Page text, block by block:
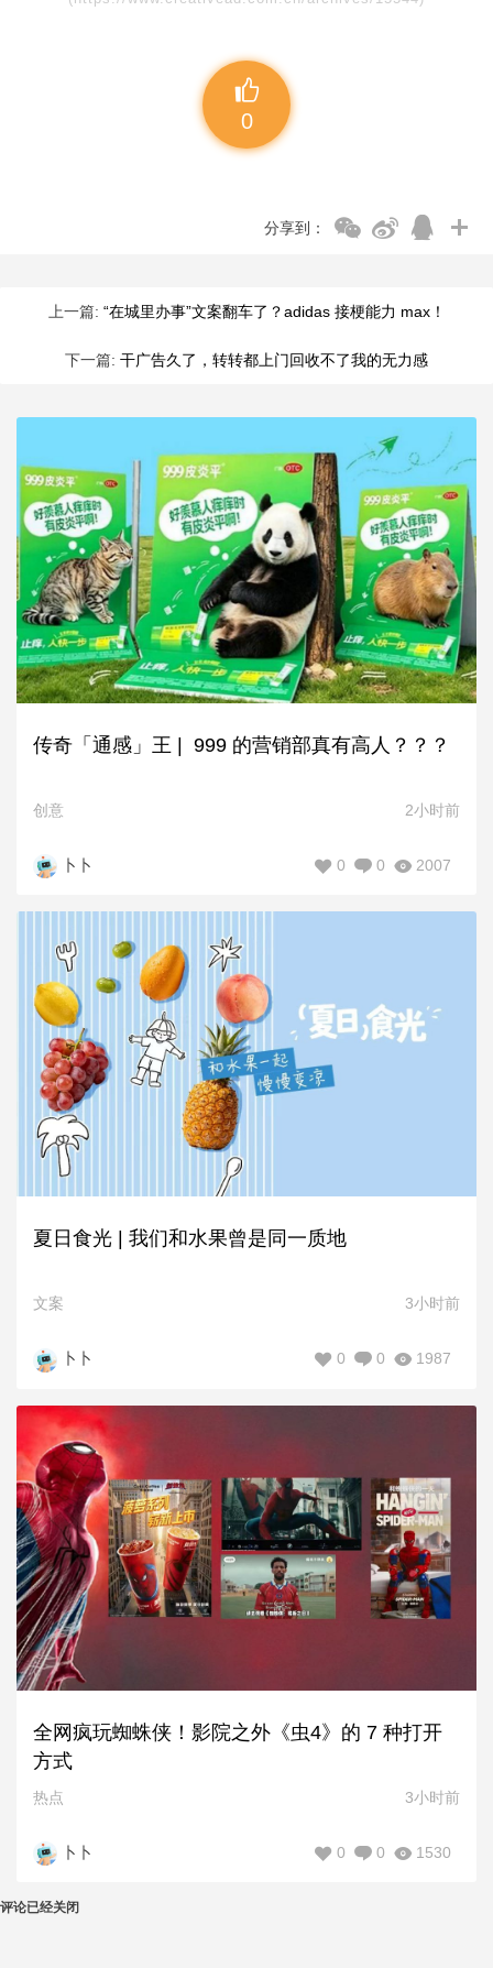
0
分享到：
上一篇: “在城里办事”文案翻车了？adidas 接梗能力 max！
下一篇: 干广告久了，转转都上门回收不了我的无力感
传奇「通感」王 | 999 的营销部真有高人？？？
创意 2小时前
卜卜 2007
0
0
夏日食光 | 我们和水果曾是同一质地
文案 3小时前
卜卜 1987
0
0
全网疯玩蜘蛛侠！影院之外《虫4》的 7 种打开
方式
热点 3小时前
卜卜 1530
0
0
评论已经关闭